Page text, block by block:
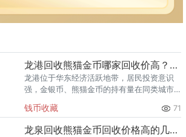
龙港回收熊猫金币哪家回收价高？本地榜单
龙港位于华东经济活跃地带，居民投资意识
强，金银币、熊猫金币的持有量在同类城市
熊猫金币的需求就明显升温，但鱼龙混杂的
回收渠道里，能精准识别版别溢
钱币收藏 71
龙泉回收熊猫金币回收价格高的几家推荐